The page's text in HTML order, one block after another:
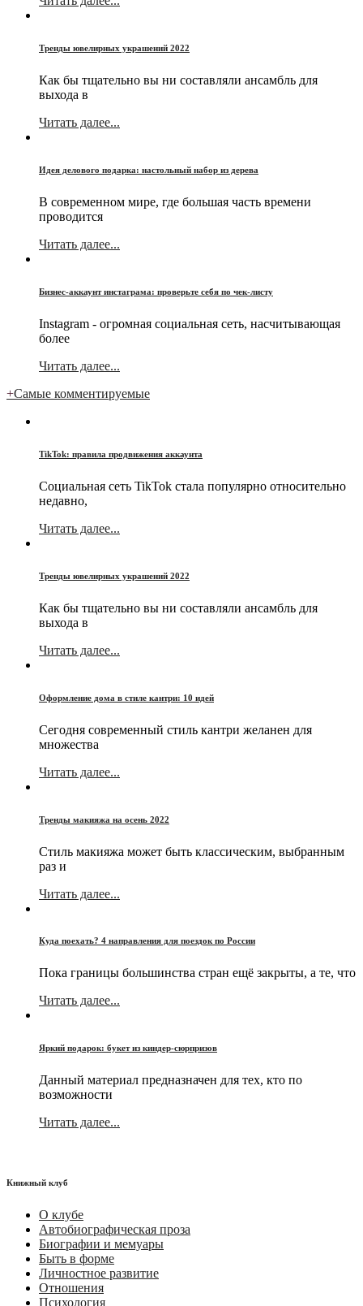
Тренды ювелирных украшений 2022
Как бы тщательно вы ни составляли ансамбль для
выхода в
Читать далее...
Идея делового подарка: настольный набор из дерева
В современном мире, где большая часть времени
проводится
Читать далее...
Бизнес-аккаунт инстаграма: проверьте себя по чек-листу
Instagram - огромная социальная сеть, насчитывающая
более
Читать далее...
+Самые комментируемые
TikTok: правила продвижения аккаунта
Социальная сеть TikTok стала популярно относительно
недавно,
Читать далее...
Тренды ювелирных украшений 2022
Как бы тщательно вы ни составляли ансамбль для
выхода в
Читать далее...
Оформление дома в стиле кантри: 10 идей
Сегодня современный стиль кантри желанен для
множества
Читать далее...
Тренды макияжа на осень 2022
Стиль макияжа может быть классическим, выбранным
раз и
Читать далее...
Куда поехать? 4 направления для поездок по России
Пока границы большинства стран ещё закрыты, а те, что
Читать далее...
Яркий подарок: букет из киндер-сюрпризов
Данный материал предназначен для тех, кто по
возможности
Читать далее...
Книжный клуб
О клубе
Автобиографическая проза
Биографии и мемуары
Быть в форме
Личностное развитие
Отношения
Психология